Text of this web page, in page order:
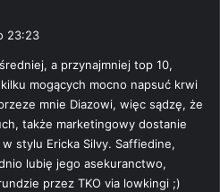
23:23
a przynajmniej top 10,
kilku mogących mocno napsuć krwi
mnie Diazowi, więc sądzę, że
także marketingowy dostanie
w stylu Ericka Silvy. Saffiedine,
lubię jego asekuranctwo,
przez TKO via lowkingi ;)